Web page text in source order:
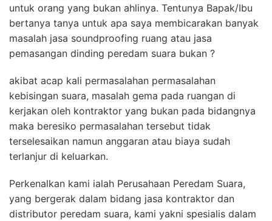
untuk orang yang bukan ahlinya. Tentunya Bapak/Ibu
bertanya tanya untuk apa saya membicarakan banyak
masalah jasa soundproofing ruang atau jasa
pemasangan dinding peredam suara bukan ?
akibat acap kali permasalahan permasalahan
kebisingan suara, masalah gema pada ruangan di
kerjakan oleh kontraktor yang bukan pada bidangnya
maka beresiko permasalahan tersebut tidak
terselesaikan namun anggaran atau biaya sudah
terlanjur di keluarkan.
Perkenalkan kami ialah Perusahaan Peredam Suara,
yang bergerak dalam bidang jasa kontraktor dan
distributor peredam suara, kami yakni spesialis dalam